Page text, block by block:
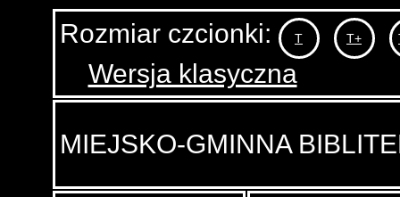
Rozmiar czcionki: T T+
Wersja klasyczna
MIEJSKO-GMINNA